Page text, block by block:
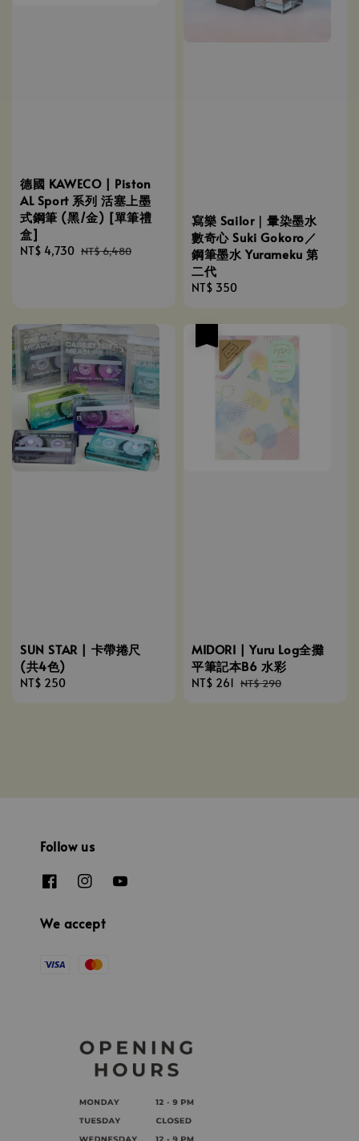
德國 KAWECO | Piston
AL Sport 系列 活塞上墨
式鋼筆 (黑/金) [單筆禮
盒]
Sale
NT$ 4,730 Regular
NT$ 6,480
寫樂 Sailor｜暈染墨水
數奇心 Suki Gokoro／
鋼筆墨水 Yurameku 第
二代
Regular
NT$ 350
SUN STAR | 卡帶捲尺
(共4色)
Regular
NT$ 250
MIDORI | Yuru Log全攤
平筆記本B6 水彩
Sale
NT$ 261 Regular
NT$ 290
Follow us
We accept